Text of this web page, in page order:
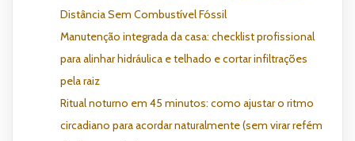
Distância Sem Combustível Fóssil
Manutenção integrada da casa: checklist profissional
para alinhar hidráulica e telhado e cortar infiltrações
pela raiz
Ritual noturno em 45 minutos: como ajustar o ritmo
circadiano para acordar naturalmente (sem virar refém